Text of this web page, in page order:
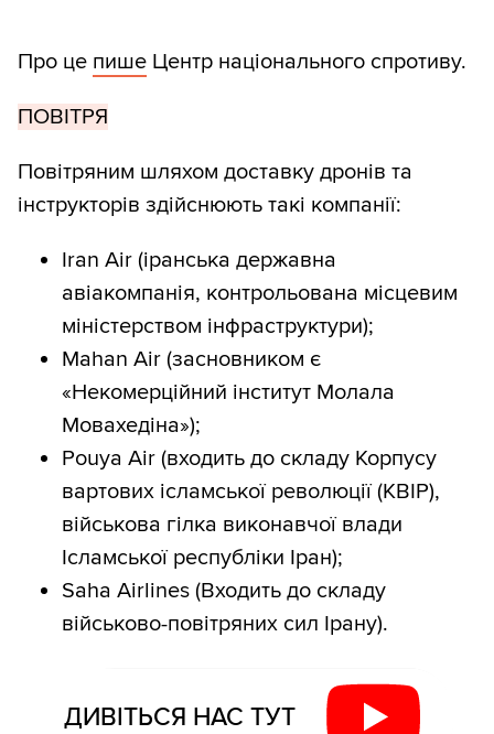
Про це пише Центр національного спротиву.
ПОВІТРЯ
Повітряним шляхом доставку дронів та
інструкторів здійснюють такі компанії:
Iran Air (іранська державна
авіакомпанія, контрольована місцевим
міністерством інфраструктури);
Mahan Air (засновником є
«Некомерційний інститут Молала
Мовахедіна»);
Pouya Air (входить до складу Корпусу
вартових ісламської революції (КВІР),
військова гілка виконавчої влади
Ісламської республіки Іран);
Saha Airlines (Входить до складу
військово-повітряних сил Ірану).
ДИВІТЬСЯ НАС ТУТ